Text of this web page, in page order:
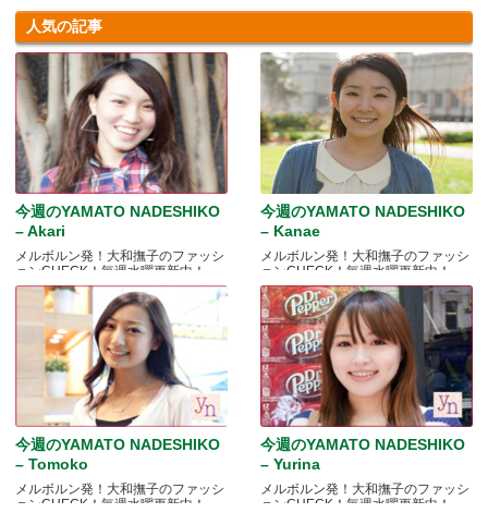
人気の記事
今週のYAMATO NADESHIKO
– Akari
メルボルン発！大和撫子のファッシ
ョンCHECK！毎週水曜更新中！
今週のYAMATO NADESHIKO
– Kanae
メルボルン発！大和撫子のファッシ
ョンCHECK！毎週水曜更新中！
今週のYAMATO NADESHIKO
– Tomoko
メルボルン発！大和撫子のファッシ
ョンCHECK！毎週水曜更新中！
今週のYAMATO NADESHIKO
– Yurina
メルボルン発！大和撫子のファッシ
ョンCHECK！毎週水曜更新中！